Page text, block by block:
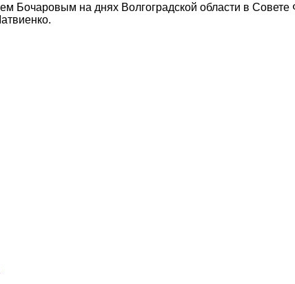
Бочаровым на днях Волгоградской области в